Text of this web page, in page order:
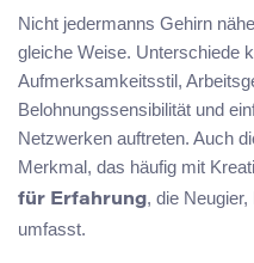
Nicht jedermanns Gehirn
gleiche Weise. Unterschiede
Aufmerksamkeitsstil,
Belohnungssensibilität und
Netzwerken auftreten. Auch
Merkmal, das häufig mit
für Erfahrung, die
umfasst.